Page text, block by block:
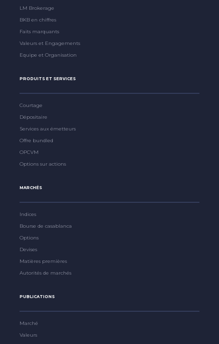
LM Brokerage
BKB en chiffres
Faits marquants
Valeurs et Engagements
Equipe et Organisation
PRODUITS ET SERVICES
Courtage
Dépositaire
Services aux émetteurs
Offre bundled
OPCVM
Options sur actions
MARCHÉS
Indices
Bourse de casablanca
Options
Devises
Matières premières
Autorités de marchés
PUBLICATIONS
Marché
Valeurs